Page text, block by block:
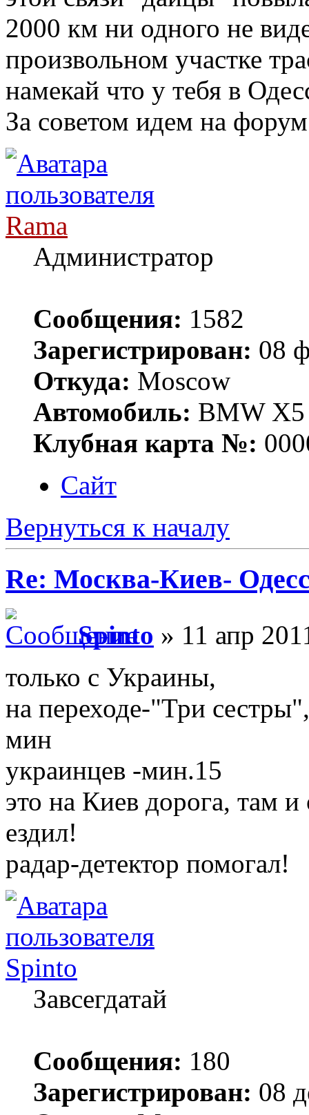
2000 км ни одного не
произвольном участке
намекай что у тебя в
За советом идем на
Rama
Администратор
Сообщения: 1582
Зарегистрирован: 08
Откуда: Moscow
Автомобиль: BMW X5
Клубная карта №:
Сайт
Вернуться к началу
Re: Москва-Киев-
Spinto » 11 апр
только с Украины,
на переходе-"Три
мин
украинцев -мин.15
это на Киев дорога, там
ездил!
радар-детектор помогал!
Spinto
Завсегдатай
Сообщения: 180
Зарегистрирован: 08